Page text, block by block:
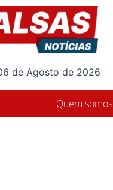
de Agosto de 2026
Quem somos